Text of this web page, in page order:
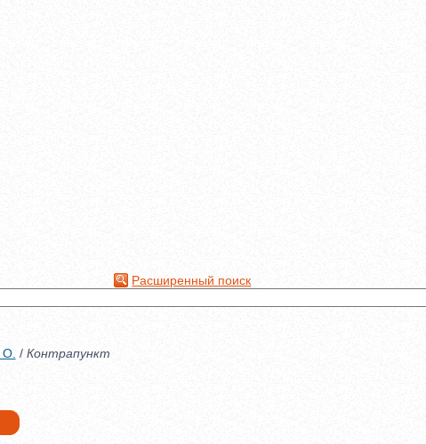
Расширенный поиск
О. / Контрапункт